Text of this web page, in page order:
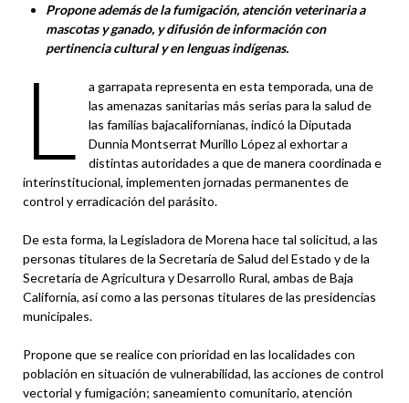
Propone además de la fumigación, atención veterinaria a
mascotas y ganado, y difusión de información con
pertinencia cultural y en lenguas indígenas.
L
a garrapata representa en esta temporada, una de
las amenazas sanitarias más serias para la salud de
las familias bajacalifornianas, indicó la Diputada
Dunnia Montserrat Murillo López al exhortar a
distintas autoridades a que de manera coordinada e
interinstitucional, implementen jornadas permanentes de
control y erradicación del parásito.
De esta forma, la Legisladora de Morena hace tal solicitud, a las
personas titulares de la Secretaría de Salud del Estado y de la
Secretaría de Agricultura y Desarrollo Rural, ambas de Baja
California, así como a las personas titulares de las presidencias
municipales.
Propone que se realice con prioridad en las localidades con
población en situación de vulnerabilidad, las acciones de control
vectorial y fumigación; saneamiento comunitario, atención